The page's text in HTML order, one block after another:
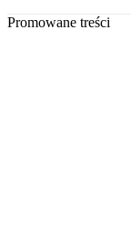
Promowane treści